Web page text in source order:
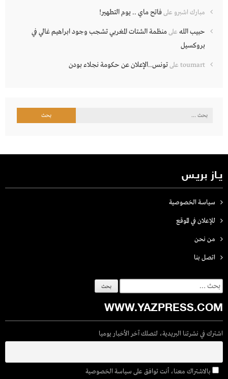
مبارك اشبرو علىفاتح ماي .. يوم التطهير!
حبيب الله علىمنظمة الشتات المغربي تشجب وجود ابراهيم غالي في
بروكسيل
toumart علىتونس..الإعلان عن حكومة نجلاء بودن
البحث
يـاز بريـس
سياسة الخصوصية
للإعلان في الموقع
من نحن
اتصل بنـا
البحث
عن:
WWW.YAZPRESS.COM
اشترك في نشرتنا البريدية، لتصلك آخر الأخبار يوميا
بالاشتراك معنا، أنت توافق على سياسة الخصوصية